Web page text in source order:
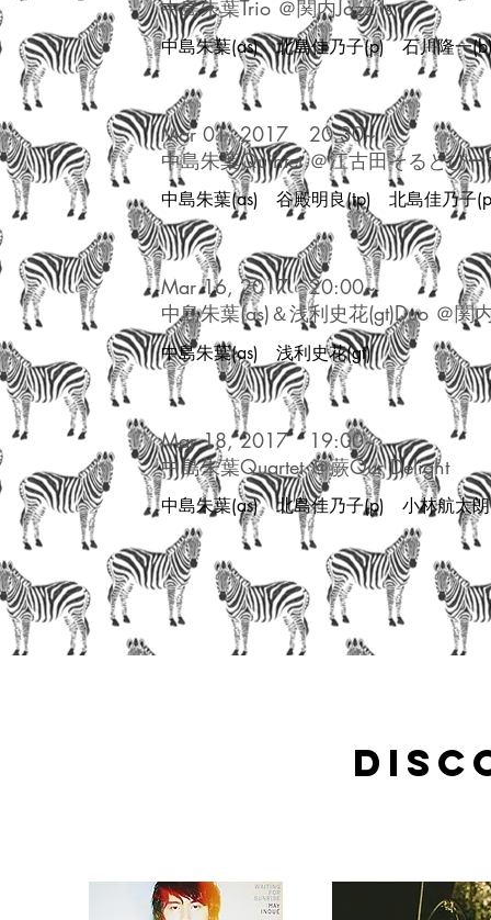
中島朱葉Trio ＠関内Jazz Is
中島朱葉(as) 北島佳乃子(p) 石川隆一
Mar 01, 2017
20:30~
中島朱葉Quintet ＠江古田そるとぴ
中島朱葉(as) 谷殿明良(tp) 北島佳乃子
Mar 16, 2017
20:00~
中島朱葉(as)＆浅利史花(gt)Duo ＠関
​中島朱葉(as) 浅利史花(gt)
Mar 18, 2017
19:00~
中島朱葉Quartet ＠蕨Our Delight
中島朱葉(as) 北島佳乃子(p) 小林航太